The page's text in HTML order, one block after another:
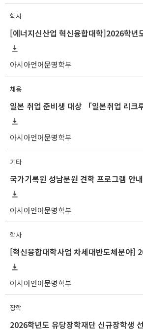
학사
아시아언어문명학부
채용
아시아언어문명학부
기타
국가기록원 성남분원 견학 프로그램 안내
아시아언어문명학부
학사
아시아언어문명학부
장학